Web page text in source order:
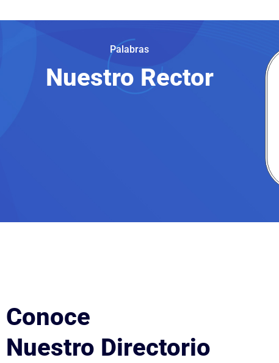
Palabras
Nuestro Rector
Conoce
Nuestro Directorio